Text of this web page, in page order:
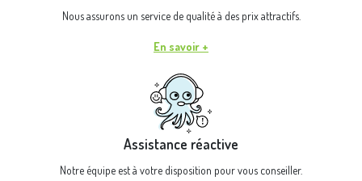
Nous assurons un service de qualité à des prix attractifs.
En savoir +
Assistance réactive
Notre équipe est à votre disposition pour vous conseiller.